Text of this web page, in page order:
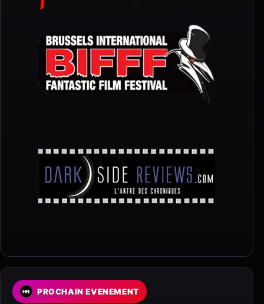
PROCHAIN EVENEMENT